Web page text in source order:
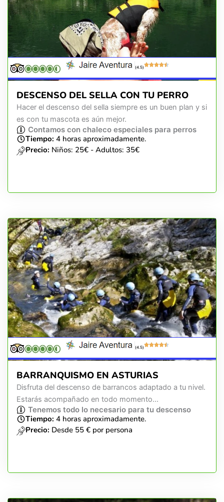
(4.5)
DESCENSO DEL SELLA CON TU PERRO
Hacer el descenso del sella siempre es un buen plan y si
es con tu mascota es aún mejor.
Contamos con chaleco especiales para perros
Tiempo: 4 horas aproximadamente.
Precio: Niños: 25€ - Adultos: 35€
(4.5)
BARRANQUISMO EN ASTURIAS
Disfruta del descenso de barrancos adaptado a tu nivel.
Estarás acompañado en todo momento...
Tenemos todo lo necesario para tu descenso
Tiempo: 4 horas aproximadamente.
Precio: Desde 55 € por persona